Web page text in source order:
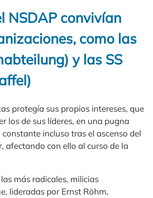
NSDAP convivían
como las
y las SS
protegía sus propios intereses, que
los de sus líderes, en una pugna
incluso tras el ascenso del
afectando con ello al curso de la
más radicales, milicias
lideradas por Ernst Röhm,